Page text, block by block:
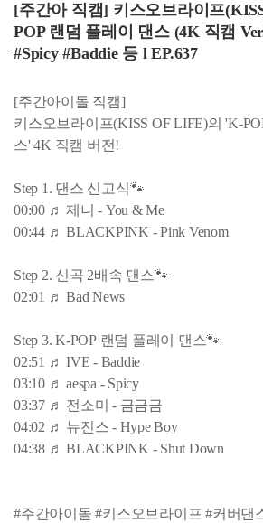
[주간아 직캠] 키스오브라이프
POP 랜덤 플레이 댄스 (4K 직캠
#Spicy #Baddie 등 l EP.637
[주간아이돌 직캠]
키스오브라이프(KISS OF LIFE)의 'K-
스' 4K 직캠 버전!
Step 1. 댄스 신고식🐾
00:00 ♬ 제니 - You & Me
00:44 ♬ BLACKPINK - Pink Venom
Step 2. 신곡 2배속 댄스🐾
02:01 ♬ Bad News
Step 3. K-POP 랜덤 플레이 댄스🐾
02:51 ♬ IVE - Baddie
03:10 ♬ aespa - Spicy
03:37 ♬ 전소미 - 금금금
04:02 ♬ 뉴진스 - Hype Boy
04:38 ♬ BLACKPINK - Shut Down
#주간아이돌 #키스오브라이프 #커버댄